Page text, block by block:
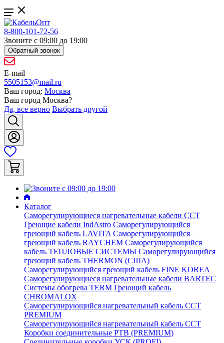
8-800-101-72-56
Звоните с 09:00 до 19:00
Обратный звонок
E-mail
5505153@mail.ru
Ваш город: Москва
Ваш город Москва?
Да, все верно Выбрать другой
Каталог
Саморегулирующиеся нагревательные кабели ССТ
Греющие кабели IndAstro Саморегулирующийся
греющий кабель LAVITA Саморегулирующийся
греющий кабель RAYCHEM Саморегулирующийся
кабель ТЕПЛОВЫЕ СИСТЕМЫ Саморегулирующийся
греющий кабель THERMON (США)
Саморегулирующийся греющий кабель FINE KOREA
Саморегулирующиеся нагревательные кабели BARTEC
Системы обогрева TERM Греющий кабель
CHROMALOX
Саморегулирующийся нагревательный кабель ССТ
PREMIUM
Саморегулирующийся нагревательный кабель ССТ
Коробки соединительные РТВ (PREMIUM)